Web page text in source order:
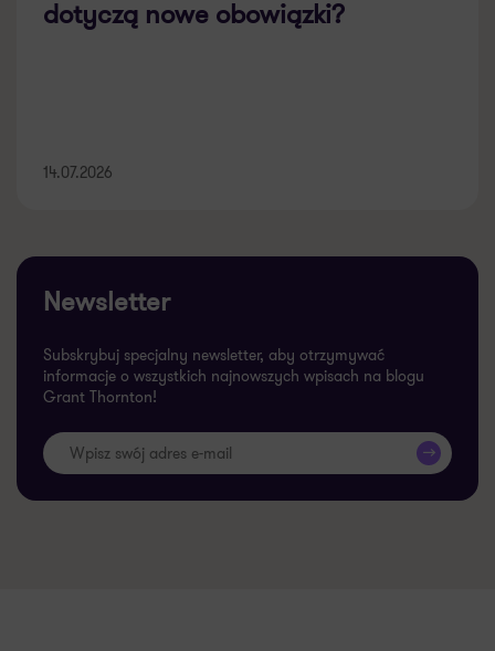
dotyczą nowe obowiązki?
14.07.2026
Newsletter
Subskrybuj specjalny newsletter, aby otrzymywać
informacje o wszystkich najnowszych wpisach na blogu
Grant Thornton!
>>